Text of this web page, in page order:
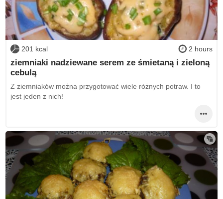
201 kcal 2 hours
ziemniaki nadziewane serem ze śmietaną i zieloną
cebulą
Z ziemniaków można przygotować wiele różnych potraw. I to
jest jeden z nich!